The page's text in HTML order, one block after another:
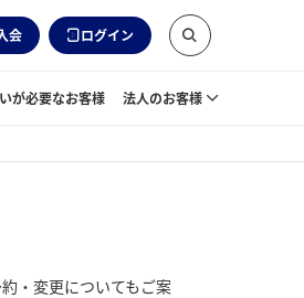
会 ログイン
が必要なお客様 法人のお客様
・変更についてもご案